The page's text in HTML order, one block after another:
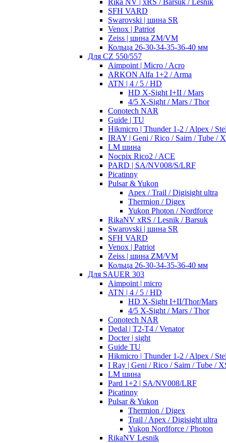
Rika NV | xRS / Barsuk / Lesnik
SFH VARD
Swarovski | шина SR
Venox | Patriot
Zeiss | шина ZM/VM
Кольца 26-30-34-35-36-40 мм
Для CZ 550/557
Aimpoint | Micro / Acro
ARKON Alfa 1+2 / Arma
ATN | 4 / 5 / HD
HD X-Sight I+II / Mars
4/5 X-Sight / Mars / Thor
Conotech NAR
Guide | TU
Hikmicro | Thunder 1-2 / Alpex /
IRAY | Geni / Rico / Saim / Tube /
LM шина
Nocpix Rico2 / ACE
PARD | SA/NV008/S/LRF
Picatinny
Pulsar & Yukon
Apex / Trail / Digisight ultra
Thermion / Digex
Yukon Photon / Nordforce
RikaNV xRS / Lesnik / Barsuk
Swarovski | шина SR
SFH VARD
Venox | Patriot
Zeiss | шина ZM/VM
Кольца 26-30-34-35-36-40 мм
Для SAUER 303
Aimpoint | micro
ATN | 4 / 5 / HD
HD X-Sight I+II/Thor/Mars
4/5 X-Sight / Mars / Thor
Conotech NAR
Dedal | T2-T4 / Venator
Docter | sight
Guide TU
Hikmicro | Thunder 1-2 / Alpex /
I Ray | Geni / Rico / Saim / Tube /
LM шина
Pard 1+2 | SA/NV008/LRF
Picatinny
Pulsar & Yukon
Thermion / Digex
Trail / Apex / Digisight ultra
Yukon Nordforce / Photon
RikaNV Lesnik